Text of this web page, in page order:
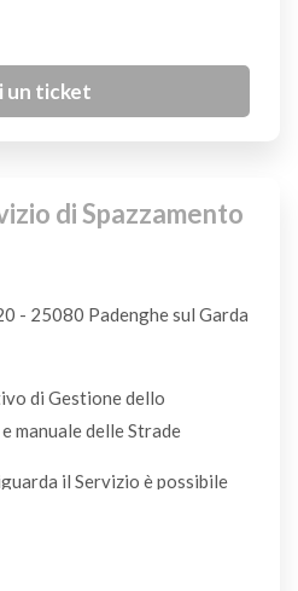
o di metallo
un ticket
di Spazzamento
- 25080 Padenghe sul Garda
di Gestione dello
manuale delle Strade
il Servizio è possibile
all'Utenza cliccando
con il problema